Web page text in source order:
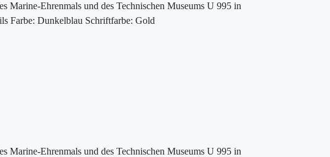
Marine-Ehrenmals und des Technischen Museums U 995 in
Farbe: Dunkelblau Schriftfarbe: Gold
Marine-Ehrenmals und des Technischen Museums U 995 in